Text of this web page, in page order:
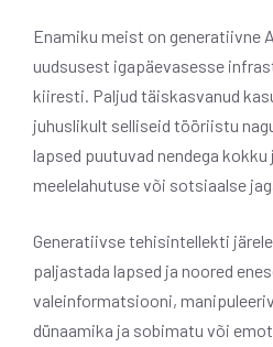
Enamiku meist on generatiivne
uudsusest igapäevasesse
kiiresti. Paljud täiskasvanud
juhuslikult selliseid tööriistu
lapsed puutuvad nendega kokku
meelelahutuse või sotsiaalse
Generatiivse tehisintellekti
paljastada lapsed ja noored
valeinformatsiooni,
dünaamika ja sobimatu või